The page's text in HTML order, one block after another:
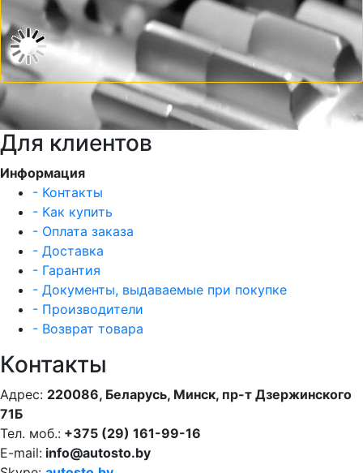
Для клиентов
Информация
- Контакты
- Как купить
- Оплата заказа
- Доставка
- Гарантия
- Документы, выдаваемые при покупке
- Производители
- Возврат товара
Контакты
Адрес: 220086, Беларусь, Минск, пр-т Дзержинского
71Б
Тел. моб.: +375 (29) 161-99-16
E-mail: info@autosto.by